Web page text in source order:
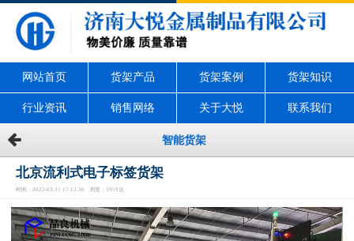
网站首页 货架产品 货架案例 货架知识
行业资讯 销售网络 关于大悦 联系我们
智能货架
北京流利式电子标签货架
时间：2022-03-31 17:12:36 浏览：5959次